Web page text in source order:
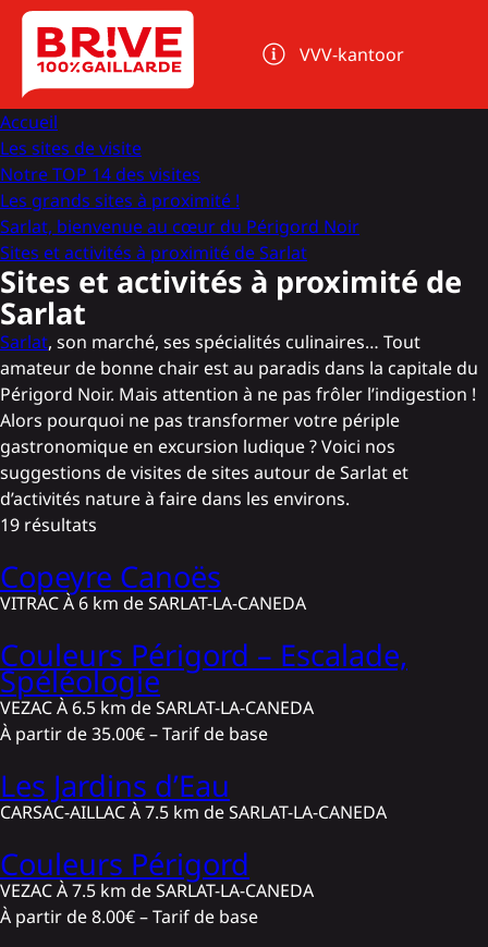
Cookies beheer paneel
VVV-kantoor
Accueil
Les sites de visite
Notre TOP 14 des visites
Les grands sites à proximité !
Sarlat, bienvenue au cœur du Périgord Noir
Sites et activités à proximité de Sarlat
Sites et activités à proximité de
Sarlat
Sarlat, son marché, ses spécialités culinaires… Tout
amateur de bonne chair est au paradis dans la capitale du
Périgord Noir. Mais attention à ne pas frôler l’indigestion !
Alors pourquoi ne pas transformer votre périple
gastronomique en excursion ludique ? Voici nos
suggestions de visites de sites autour de Sarlat et
d’activités nature à faire dans les environs.
19 résultats
Copeyre Canoës
VITRACÀ 6 km de SARLAT-LA-CANEDA
Couleurs Périgord – Escalade,
Spéléologie
VEZACÀ 6.5 km de SARLAT-LA-CANEDA
À partir de35.00€– Tarif de base
Les Jardins d’Eau
CARSAC-AILLACÀ 7.5 km de SARLAT-LA-CANEDA
Couleurs Périgord
VEZACÀ 7.5 km de SARLAT-LA-CANEDA
À partir de8.00€– Tarif de base